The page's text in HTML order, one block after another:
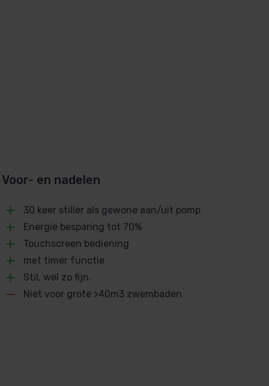
Voor- en nadelen
30 keer stiller als gewone aan/uit pomp
Energie besparing tot 70%
Touchscreen bediening
met timer functie
Stil, wel zo fijn.
Niet voor grote >40m3 zwembaden